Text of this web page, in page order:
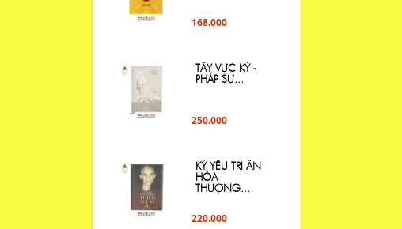
168.000
TÂY VỰC KÝ -
PHÁP SƯ...
250.000
KỶ YẾU TRI ÂN
HÒA
THƯỢNG...
220.000